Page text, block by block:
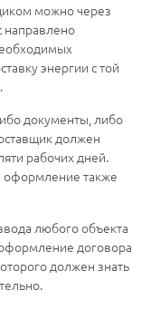
можно через
направлено
энергии с той
документы, либо
должен
рабочих дней.
оформление также
любого объекта
договора
должен знать